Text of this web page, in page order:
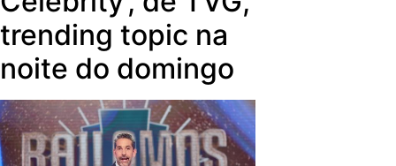
xornalistas Ángela Aboy e
Bértolo. O humor correrá a cargo de
Tito Rober
trending topic na
noite do domingo